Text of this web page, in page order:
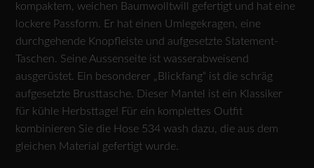
kompaktem, weichen Baumwolltwill gefertigt und hat eine
lockere Passform. Er hat einen Umlegekragen, eine
durchgehende Knopfleiste und aufgesetzte Statement-
Taschen. Seine Aussenseite ist wasserabweisend
ausgerüstet. Ein besonderer „Blickfang“ ist die schräg
aufgesetzte Brusttasche. Dieser Mantel ist ein Klassiker
für kühle Herbsttage! Für ein komplettes Outfit
kombinieren Sie die Hose 534 wash dazu, die aus dem
gleichen Material gefertigt wurde.